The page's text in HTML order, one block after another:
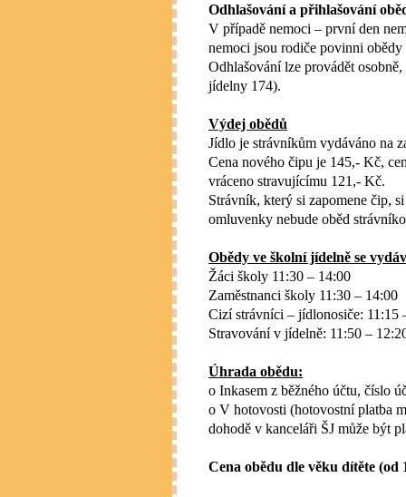
Odhlašování a přihlašování
V případě nemoci – první den
nemoci jsou rodiče povinni
Odhlašování lze provádět
jídelny 174).
Výdej obědů
Jídlo je strávníkům vydáváno na
Cena nového čipu je 145,- Kč,
vráceno stravujícímu 121,- Kč.
Strávník, který si zapomene čip,
omluvenky nebude oběd
Obědy ve školní jídelně se
Žáci školy 11:30 – 14:00
Zaměstnanci školy 11:30 – 14:00
Cizí strávníci – jídlonosiče: 11:15
Stravování v jídelně: 11:50 –
Úhrada obědu:
o Inkasem z běžného účtu, číslo
o V hotovosti (hotovostní platba
dohodě v kanceláři ŠJ může být
Cena obědu dle věku dítěte (od